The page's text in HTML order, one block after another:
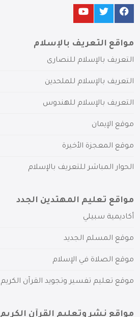
مواقع التعريف بالإسلام
التعريف بالإسلام للنصارى
التعريف بالإسلام للملحدين
التعريف بالإسلام للهندوس
موقع الإيمان
موقع المعجزة الأخيرة
الحوار المباشر للتعريف بالإسلام
مواقع تعليم المهتدين الجدد
أكاديمية سبيلي
موقع المسلم الجديد
موقع الصلاة في الإسلام
موقع تعليم تفسير وتجويد القرآن الكريم
مواقع نشر وتعليم القرآن الكريم